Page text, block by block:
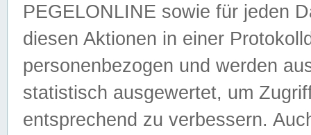
PEGELONLINE sowie für jeden
diesen Aktionen in einer
personenbezogen und werden
statistisch ausgewertet, um
entsprechend zu verbessern.